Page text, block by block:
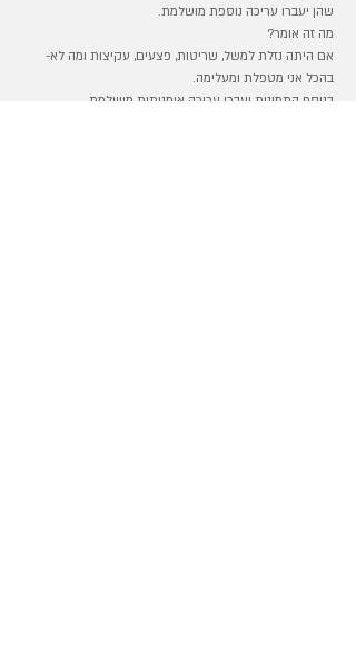
שהן יעברו עריכה נוספת מושלמת.
מה זה אומר?
אם היתה נזלת למשל, שריטות, פצעים, עקיצות ומה לא-
בהכל אני מטפלת ומעלימה.
בנוסף התמונות יעברו עריכה אומנותית מושלמת.